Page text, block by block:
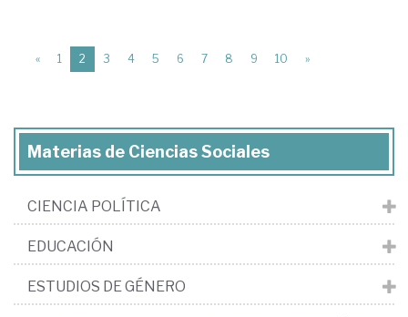
« 1 2 (current)
3 4 5 6 7 8 9 10 »
Materias de Ciencias Sociales
CIENCIA POLÍTICA
EDUCACIÓN
ESTUDIOS DE GÉNERO